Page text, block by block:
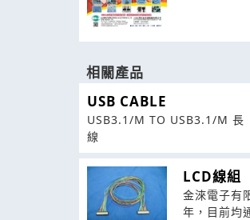
相關產品
USB CABLE
USB3.1/M TO USB3.1/M 長
線
LCD線組
金淶電子有
年，目前均